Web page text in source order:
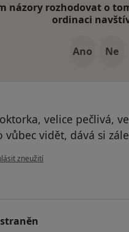
názory rozhodovat o
ordinaci
Ano Ne
velice pečlivá,
vůbec vidět, dává si
názoru uživatele Pacient
zneužití